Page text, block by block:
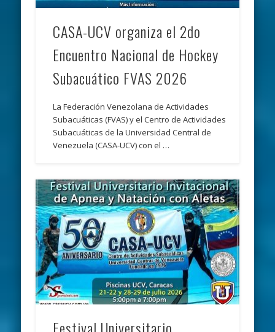
CASA-UCV organiza el 2do
Encuentro Nacional de Hockey
Subacuático FVAS 2026
La Federación Venezolana de Actividades
Subacuáticas (FVAS) y el Centro de Actividades
Subacuáticas de la Universidad Central de
Venezuela (CASA-UCV) con el …